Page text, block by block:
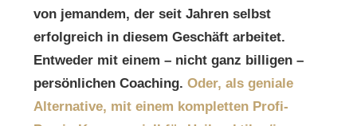
von jemandem, der seit Jahren selbst
erfolgreich in diesem Geschäft arbeitet.
Entweder mit einem – nicht ganz billigen –
persönlichen Coaching. Oder, als geniale
Alternative, mit einem kompletten Profi-